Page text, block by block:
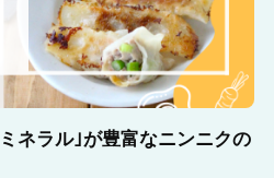
ネラル｣が豊富なニンニクの